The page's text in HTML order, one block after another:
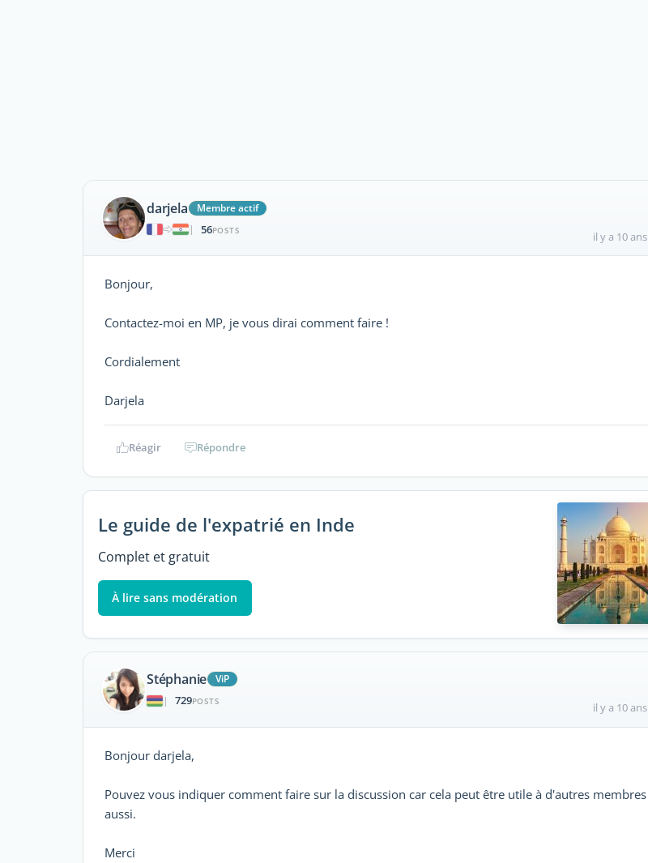
darjela
Membre actif
|
56POSTS il y a 10 ans
Bonjour,
Contactez-moi en MP, je vous dirai comment faire !
Cordialement
Darjela
Réagir Répondre
Le guide de l'expatrié en Inde
Complet et gratuit
À lire sans modération
Stéphanie
ViP
|
729POSTS il y a 10 ans
Bonjour darjela,
Pouvez vous indiquer comment faire sur la discussion car cela peut être utile à d'autres membres
aussi.
Merci